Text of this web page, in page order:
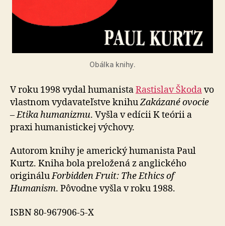
Obálka knihy.
V roku 1998 vydal humanistaRastislav Škodavo
vlastnom vydavateľstve knihuZakázané ovocie
– Etika humanizmu. Vyšla v edícii K teórii a
praxi humanistickej výchovy.
Autorom knihy je americký humanista Paul
Kurtz. Kniha bola preložená z anglického
origináluForbidden Fruit: The Ethics of
Humanism. Pôvodne vyšla v roku 1988.
ISBN 80-967906-5-X